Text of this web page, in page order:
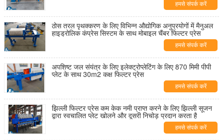
हमसे संपर्क करें
ठोस तरल पृथक्करण के लिए विभिन्न औद्योगिक अनुप्रयोगों में मैनुअल
हाइड्रोलिक कंप्रेस सिस्टम के साथ मोबाइल चैंबर फिल्टर प्रेस
हमसे संपर्क करें
अपशिष्ट जल संयंत्र के लिए इलेक्ट्रोप्लेटिंग के लिए 870 मिमी पीपी
प्लेट के साथ 30m2 कक्ष फिल्टर प्रेस
हमसे संपर्क करें
झिल्ली फिल्टर प्रेस कम केक नमी प्राप्त करने के लिए झिल्ली सूजन
द्वारा स्वचालित प्लेट खोलने और दूसरी निचोड़ प्रदान करता है
हमसे संपर्क करें